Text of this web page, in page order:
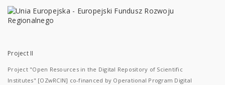
Project II
Project "Open Resources in the Digital Repository of Scientific
Institutes" [OZwRCIN] co-financed by Operational Program Digital